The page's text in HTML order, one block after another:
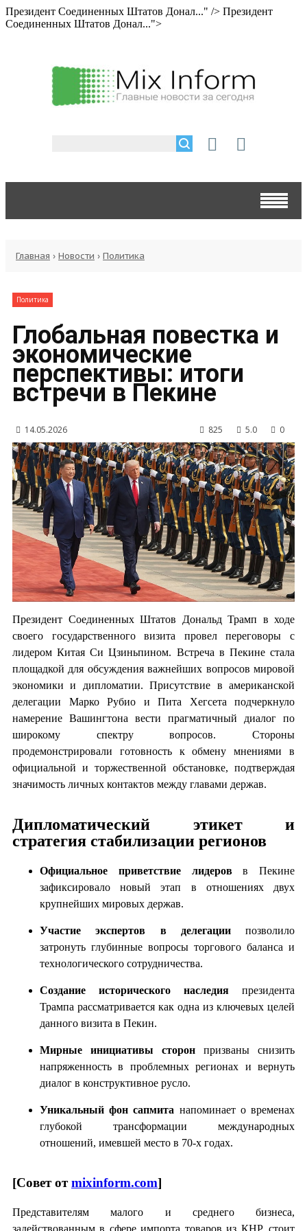
Президент Соединенных Штатов Донал..." /> Президент
Соединенных Штатов Донал...">
Главная › Новости › Политика
Политика
Глобальная повестка и
экономические
перспективы: итоги
встречи в Пекине
14.05.2026 825 5.0 0
Президент Соединенных Штатов Дональд Трамп в ходе
своего государственного визита провел переговоры с
лидером Китая Си Цзиньпином. Встреча в Пекине стала
площадкой для обсуждения важнейших вопросов мировой
экономики и дипломатии. Присутствие в американской
делегации Марко Рубио и Пита Хегсета подчеркнуло
намерение Вашингтона вести прагматичный диалог по
широкому спектру вопросов. Стороны
продемонстрировали готовность к обмену мнениями в
официальной и торжественной обстановке, подтверждая
значимость личных контактов между главами держав.
Дипломатический этикет и
стратегия стабилизации регионов
Официальное приветствие лидеровв Пекине
зафиксировало новый этап в отношениях двух
крупнейших мировых держав.
Участие экспертов в делегациипозволило
затронуть глубинные вопросы торгового баланса и
технологического сотрудничества.
Создание исторического наследия президента
Трампа рассматривается как одна из ключевых целей
данного визита в Пекин.
Мирные инициативы сторон призваны снизить
напряженность в проблемных регионах и вернуть
диалог в конструктивное русло.
Уникальный фон сапмита напоминает о временах
глубокой трансформации международных
отношений, имевшей место в 70-х годах.
[Совет отmixinform.com]
Представителям малого и среднего бизнеса,
задействованным в сфере импорта товаров из КНР, стоит